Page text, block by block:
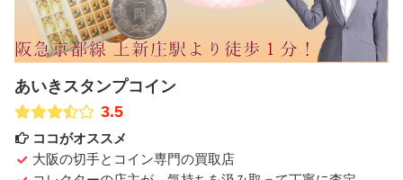
あいきスタンプコイン
3.5
ココがオススメ
大阪の切手とコイン専門の買取店